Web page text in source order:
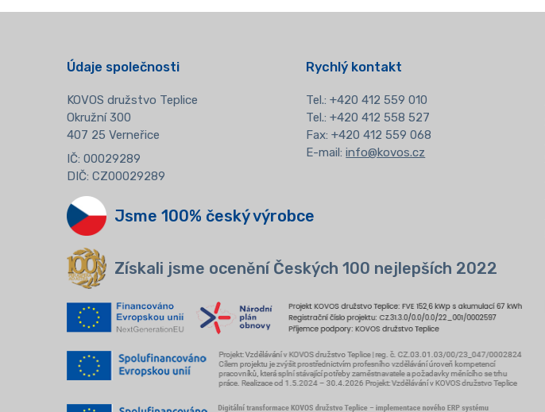
Údaje společnosti
KOVOS družstvo Teplice
Okružní 300
407 25 Verneřice
IČ: 00029289
DIČ: CZ00029289
Rychlý kontakt
Tel.:+420 412 559 010
Tel.: +420 412 558 527
Fax: +420 412 559 068
E-mail:info@kovos.cz
Jsme 100% český výrobce
Získali jsme ocenění Českých 100 nejlepších 2022